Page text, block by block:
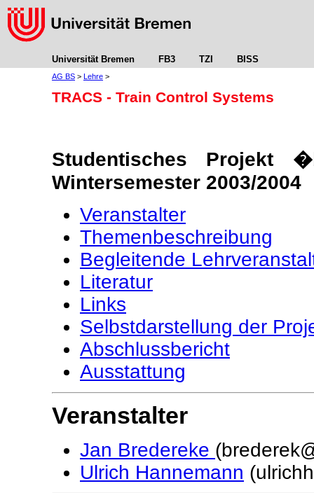
Universität Bremen FB3 TZI BISS
AG BS > Lehre >
TRACS - Train Control Systems
Studentisches Projekt
Wintersemester 2003/2004
Veranstalter
Themenbeschreibung
Begleitende
Literatur
Links
Selbstdarstellung der
Abschlussbericht
Ausstattung
Veranstalter
Jan Bredereke
Ulrich Hannemann